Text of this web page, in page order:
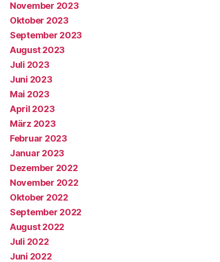
November 2023
Oktober 2023
September 2023
August 2023
Juli 2023
Juni 2023
Mai 2023
April 2023
März 2023
Februar 2023
Januar 2023
Dezember 2022
November 2022
Oktober 2022
September 2022
August 2022
Juli 2022
Juni 2022